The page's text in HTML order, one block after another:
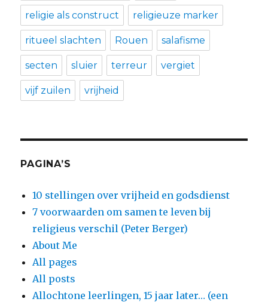
religie als construct religieuze marker
ritueel slachten Rouen salafisme
secten sluier terreur vergiet
vijf zuilen vrijheid
PAGINA’S
10 stellingen over vrijheid en godsdienst
7 voorwaarden om samen te leven bij
religieus verschil (Peter Berger)
About Me
All pages
All posts
Allochtone leerlingen, 15 jaar later… (een